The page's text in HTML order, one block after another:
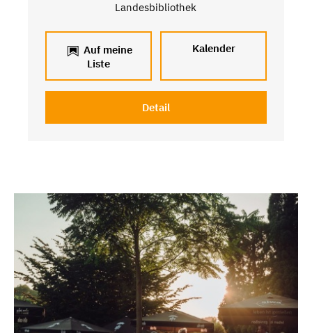
Landesbibliothek
Auf meine
Liste
Kalender
Detail